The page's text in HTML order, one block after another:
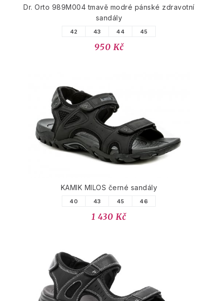
Dr. Orto 989M004 tmavě modré pánské zdravotní
sandály
42 43 44 45
950 Kč
KAMIK MILOS černé sandály
40 43 45 46
1 430 Kč